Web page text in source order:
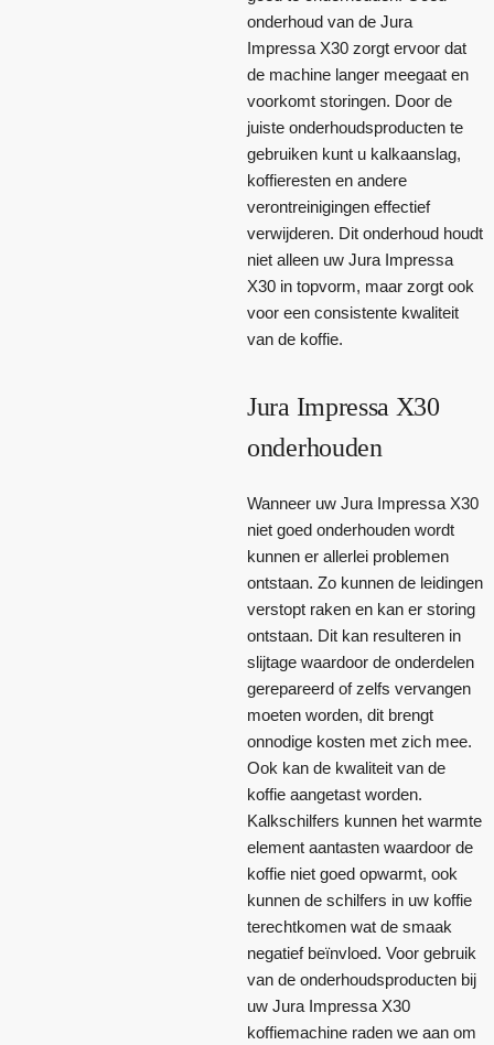
onderhoud van de Jura
Impressa X30 zorgt ervoor dat
de machine langer meegaat en
voorkomt storingen. Door de
juiste onderhoudsproducten te
gebruiken kunt u kalkaanslag,
koffieresten en andere
verontreinigingen effectief
verwijderen. Dit onderhoud houdt
niet alleen uw Jura Impressa
X30 in topvorm, maar zorgt ook
voor een consistente kwaliteit
van de koffie.
Jura Impressa X30
onderhouden
Wanneer uw Jura Impressa X30
niet goed onderhouden wordt
kunnen er allerlei problemen
ontstaan. Zo kunnen de leidingen
verstopt raken en kan er storing
ontstaan. Dit kan resulteren in
slijtage waardoor de onderdelen
gerepareerd of zelfs vervangen
moeten worden, dit brengt
onnodige kosten met zich mee.
Ook kan de kwaliteit van de
koffie aangetast worden.
Kalkschilfers kunnen het warmte
element aantasten waardoor de
koffie niet goed opwarmt, ook
kunnen de schilfers in uw koffie
terechtkomen wat de smaak
negatief beïnvloed. Voor gebruik
van de onderhoudsproducten bij
uw Jura Impressa X30
koffiemachine raden we aan om